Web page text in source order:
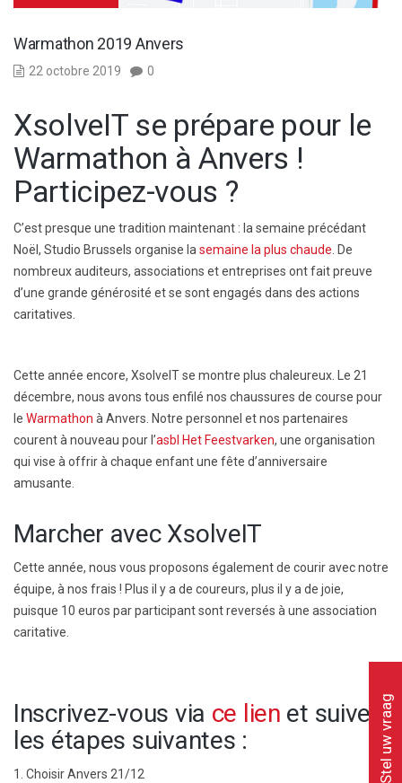
Warmathon 2019 Anvers
22 octobre 2019 0
XsolveIT se prépare pour le
Warmathon à Anvers !
Participez-vous ?
C’est presque une tradition maintenant : la semaine précédant
Noël, Studio Brussels organise la semaine la plus chaude . De
nombreux auditeurs, associations et entreprises ont fait preuve
d’une grande générosité et se sont engagés dans des actions
caritatives.
Cette année encore, XsolveIT se montre plus chaleureux. Le 21
décembre, nous avons tous enfilé nos chaussures de course pour
le Warmathon à Anvers. Notre personnel et nos partenaires
courent à nouveau pour l’asbl Het Feestvarken, une organisation
qui vise à offrir à chaque enfant une fête d’anniversaire
amusante.
Marcher avec XsolveIT
Cette année, nous vous proposons également de courir avec notre
équipe, à nos frais ! Plus il y a de coureurs, plus il y a de joie,
puisque 10 euros par participant sont reversés à une association
caritative.
Inscrivez-vous via ce lien et suivez
les étapes suivantes :
1. Choisir Anvers 21/12 Stel uw vraag